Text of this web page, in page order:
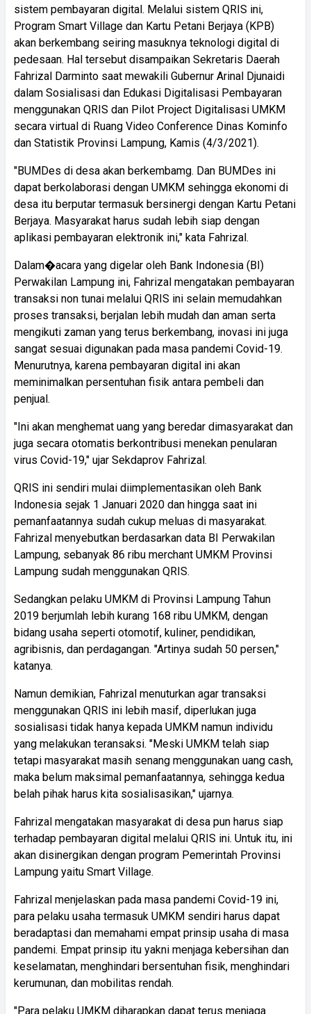
sistem pembayaran digital. Melalui sistem QRIS ini,
Program Smart Village dan Kartu Petani Berjaya (KPB)
akan berkembang seiring masuknya teknologi digital di
pedesaan. Hal tersebut disampaikan Sekretaris Daerah
Fahrizal Darminto saat mewakili Gubernur Arinal Djunaidi
dalam Sosialisasi dan Edukasi Digitalisasi Pembayaran
menggunakan QRIS dan Pilot Project Digitalisasi UMKM
secara virtual di Ruang Video Conference Dinas Kominfo
dan Statistik Provinsi Lampung, Kamis (4/3/2021).
"BUMDes di desa akan berkembamg. Dan BUMDes ini
dapat berkolaborasi dengan UMKM sehingga ekonomi di
desa itu berputar termasuk bersinergi dengan Kartu Petani
Berjaya. Masyarakat harus sudah lebih siap dengan
aplikasi pembayaran elektronik ini," kata Fahrizal.
Dalam�acara yang digelar oleh Bank Indonesia (BI)
Perwakilan Lampung ini, Fahrizal mengatakan pembayaran
transaksi non tunai melalui QRIS ini selain memudahkan
proses transaksi, berjalan lebih mudah dan aman serta
mengikuti zaman yang terus berkembang, inovasi ini juga
sangat sesuai digunakan pada masa pandemi Covid-19.
Menurutnya, karena pembayaran digital ini akan
meminimalkan persentuhan fisik antara pembeli dan
penjual.
"Ini akan menghemat uang yang beredar dimasyarakat dan
juga secara otomatis berkontribusi menekan penularan
virus Covid-19," ujar Sekdaprov Fahrizal.
QRIS ini sendiri mulai diimplementasikan oleh Bank
Indonesia sejak 1 Januari 2020 dan hingga saat ini
pemanfaatannya sudah cukup meluas di masyarakat.
Fahrizal menyebutkan berdasarkan data BI Perwakilan
Lampung, sebanyak 86 ribu merchant UMKM Provinsi
Lampung sudah menggunakan QRIS.
Sedangkan pelaku UMKM di Provinsi Lampung Tahun
2019 berjumlah lebih kurang 168 ribu UMKM, dengan
bidang usaha seperti otomotif, kuliner, pendidikan,
agribisnis, dan perdagangan. "Artinya sudah 50 persen,"
katanya.
Namun demikian, Fahrizal menuturkan agar transaksi
menggunakan QRIS ini lebih masif, diperlukan juga
sosialisasi tidak hanya kepada UMKM namun individu
yang melakukan teransaksi. "Meski UMKM telah siap
tetapi masyarakat masih senang menggunakan uang cash,
maka belum maksimal pemanfaatannya, sehingga kedua
belah pihak harus kita sosialisasikan," ujarnya.
Fahrizal mengatakan masyarakat di desa pun harus siap
terhadap pembayaran digital melalui QRIS ini. Untuk itu, ini
akan disinergikan dengan program Pemerintah Provinsi
Lampung yaitu Smart Village.
Fahrizal menjelaskan pada masa pandemi Covid-19 ini,
para pelaku usaha termasuk UMKM sendiri harus dapat
beradaptasi dan memahami empat prinsip usaha di masa
pandemi. Empat prinsip itu yakni menjaga kebersihan dan
keselamatan, menghindari bersentuhan fisik, menghindari
kerumunan, dan mobilitas rendah.
"Para pelaku UMKM diharapkan dapat terus menjaga